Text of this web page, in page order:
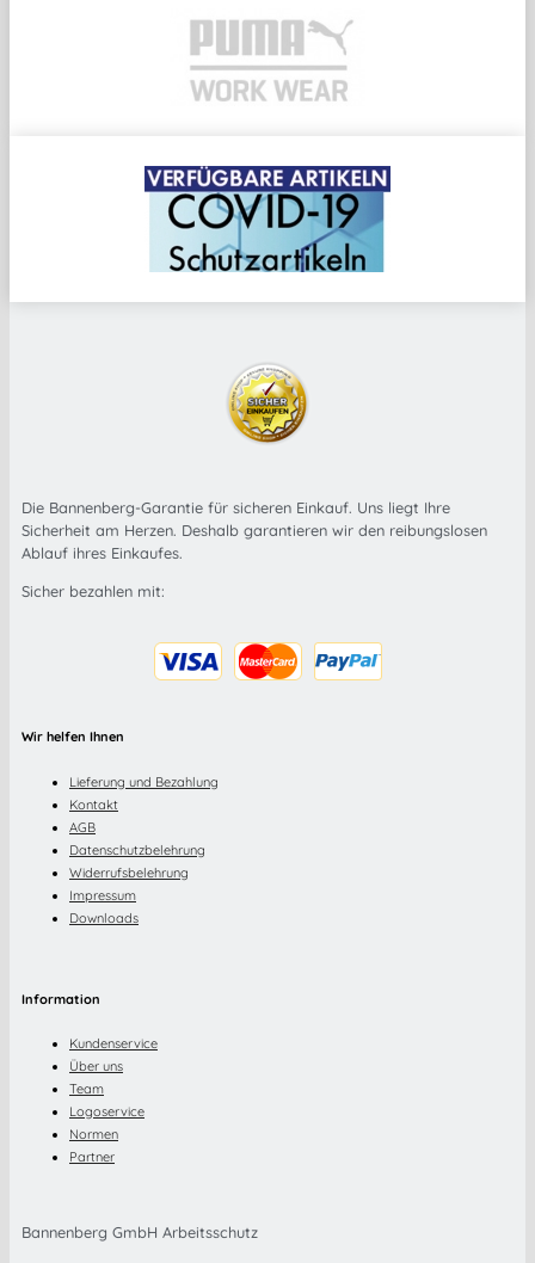
Die Bannenberg-Garantie für sicheren Einkauf. Uns liegt Ihre
Sicherheit am Herzen. Deshalb garantieren wir den reibungslosen
Ablauf ihres Einkaufes.
Sicher bezahlen mit:
Wir helfen Ihnen
Lieferung und Bezahlung
Kontakt
AGB
Datenschutzbelehrung
Widerrufsbelehrung
Impressum
Downloads
Information
Kundenservice
Über uns
Team
Logoservice
Normen
Partner
Bannenberg GmbH Arbeitsschutz